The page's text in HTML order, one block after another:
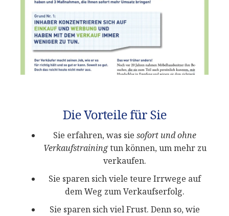
Die Vorteile für Sie
Sie erfahren, was sie sofort und ohne
Verkaufstrainingtun können, um mehr zu
verkaufen.
Sie sparen sich viele teure Irrwege auf
dem Weg zum Verkaufserfolg.
Sie sparen sich viel Frust. Denn so, wie